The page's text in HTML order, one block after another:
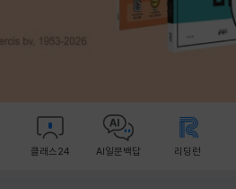
클래스24 AI일문백답 리딩런